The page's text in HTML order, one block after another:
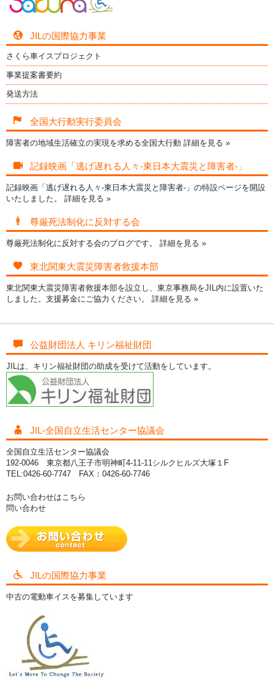
JILの国際協力事業
さくら車イスプロジェクト
事業提案書要約
発送方法
全国大行動実行委員会
障害者の地域生活確立の実現を求める全国大行動 詳細を見る »
記録映画「逃げ遅れる人々-東日本大震災と障害者-」
記録映画「逃げ遅れる人々-東日本大震災と障害者-」の特設ページを開設
いたしました。 詳細を見る »
尊厳死法制化に反対する会
尊厳死法制化に反対する会のブログです。 詳細を見る »
東北関東大震災障害者救援本部
東北関東大震災障害者救援本部を設立し、東京事務局をJIL内に設置いた
しました。支援募金にご協力ください。 詳細を見る »
公益財団法人 キリン福祉財団
JILは、キリン福祉財団の助成を受けて活動をしています。
JIL-全国自立生活センター協議会
全国自立生活センター協議会
192-0046 東京都八王子市明神町4-11-11シルクヒルズ大塚１F
TEL:0426-60-7747 FAX：0426-60-7746
お問い合わせはこちら
問い合わせ
JILの国際協力事業
中古の電動車イスを募集しています